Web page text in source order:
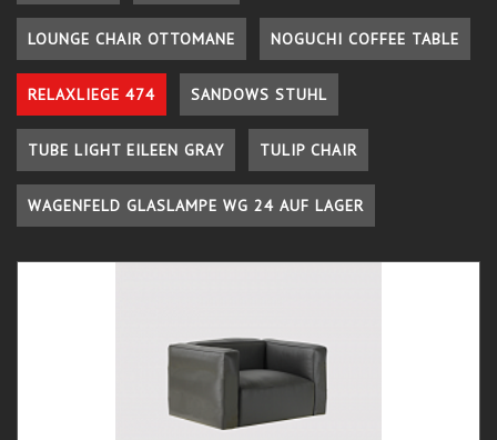
LOUNGE CHAIR OTTOMANE NOGUCHI COFFEE TABLE
RELAXLIEGE 474 SANDOWS STUHL
TUBE LIGHT EILEEN GRAY TULIP CHAIR
WAGENFELD GLASLAMPE WG 24 AUF LAGER